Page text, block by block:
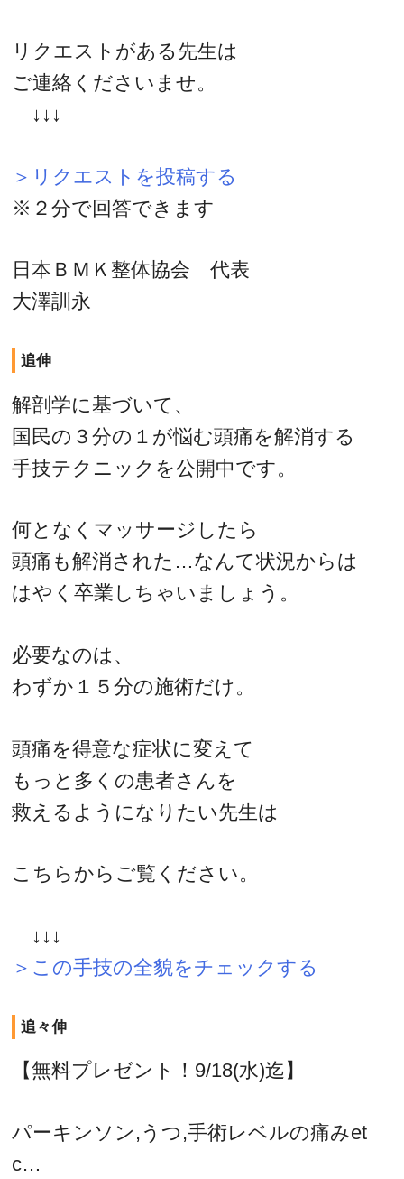
リクエストがある先生は
ご連絡くださいませ。
↓↓↓
＞リクエストを投稿する
※２分で回答できます
日本ＢＭＫ整体協会 代表
大澤訓永
追伸
解剖学に基づいて、
国民の３分の１が悩む頭痛を解消する
手技テクニックを公開中です。
何となくマッサージしたら
頭痛も解消された…なんて状況からは
はやく卒業しちゃいましょう。
必要なのは、
わずか１５分の施術だけ。
頭痛を得意な症状に変えて
もっと多くの患者さんを
救えるようになりたい先生は
こちらからご覧ください。
↓↓↓
＞この手技の全貌をチェックする
追々伸
【無料プレゼント！9/18(水)迄】
パーキンソン,うつ,手術レベルの痛みet
c…